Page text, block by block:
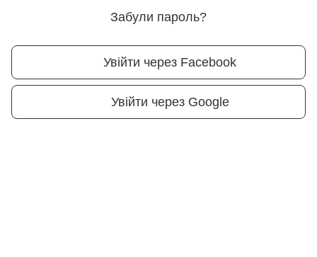
Забули пароль?
Увійти через Facebook
Увійти через Google